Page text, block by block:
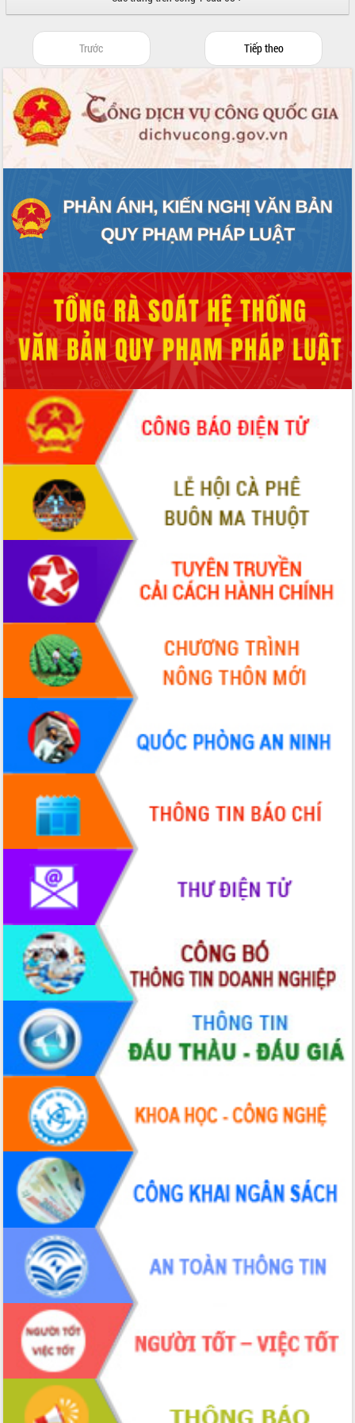
món ăn từ sầu riêng
Đắk Lắk công bố Quy hoạch và xúc
Ngành cá ngừ Đắk Lắk chủ động thích
ứng để giữ vững thị trường xuất khẩu
Diễn đàn Kinh tế tư nhân Việt Nam đột
phá cơ chế - Hợp tác công tư
Đề án 06 tạo bước ngoặt đột phá trong
Kết nối tour, đẩy mạnh chuyển đổi số
để phát triển du lịch Đắk Lắk
Khởi động Dự án Đầu tư xây dựng hạ
Tiến
Gặp mặt các cơ quan báo chí nhân Kỷ
niệm 101 năm Ngày Báo chí Cách
mạng Việt Nam
Đắk Lắk sơ kết 4 năm triển khai thực
hiện Đề án 06 của Chính phủ
Họp báo thông tin về Hội nghị Công bố
Quy hoạch và Xúc tiến đầu tư tỉnh Đắk
Lắk
Khơi thông điểm nghẽn, đẩy nhanh
giải ngân vốn khắc phục thiên tai
HĐND tỉnh thông qua điều chỉnh Quy
hoạch tỉnh thời kỳ 2021-2030
Hội thảo góp ý hồ sơ điều chỉnh quy
hoạch tỉnh Đắk Lắk thời kỳ 2021-2030,
tầm nhìn đến năm 2050
Nâng cao hiệu quả hoạt động của các
doanh nghiệp nhà nước
Hội nghị triển khai kết nối mạng
truyền số liệu chuyên dùng phục vụ cơ
quan Đảng, Nhà nước
Lễ phát động chuỗi hoạt động chung
tay làm sạch môi trường
Xã Ea Kar bước chuyển mình trong
công tác cải cách hành chính mô hình
UBND tỉnh họp báo định kỳ tháng 4
năm 2026
Hội thảo khoa học “Giải pháp thúc đẩy
phát triển nền kinh tế xanh tại tỉnh
Đắk Lắk”
Tăng cường giám sát, đôn đốc thực
hiện nhiệm vụ quản lý tài sản công
hàng tuần
Tháo gỡ những vướng mắc, đẩy mạnh
công tác cải cách thủ tục hành chính
tại Trung tâm Phục vụ hành chính
công tỉnh
Đắk Lắk: Tôn vinh 46 giải pháp tại Hội
thi Sáng tạo Kỹ thuật 2024 - 2025
Đắk Lắk rà soát, điều chỉnh Đề án 190
về phát triển nuôi trồng thủy sản
Phó Chủ tịch UBND tỉnh Đắk Lắk
Trương Công Thái kiểm tra thực địa
Dự án cao tốc Khánh Hòa - Buôn Ma
Thuột
Định vị cà phê Việt Nam như một “di
sản sống” trong dòng chảy toàn cầu
Xây dựng nông thôn mới: Nâng cao đời
sống người dân từ những mô hình thiết
Quyết liệt tháo gỡ vướng mắc, đẩy
nhanh tiến độ các dự án trọng điểm
trong Khu kinh tế Nam Phú Yên
Hòn Yến phát triển du lịch gắn với bảo
tồn biển
Lấy ý kiến điều chỉnh Quy hoạch tỉnh
Đắk Lắk thời kỳ 2021-2030, tầm nhìn
đến năm 2050
Phát động chiến dịch 30 ngày đêm
giải phóng mặt bằng Tuyến đường bộ
ven biển
Đắk Lắk nỗ lực thúc đẩy tăng trưởng
kinh tế từ 10% trở lên trong Quý
II/2026
Đắk Lắk ký kết thỏa thuận hợp tác về
chuyển đổi số giai đoạn 2026 – 2030
Trước Tiếp theo